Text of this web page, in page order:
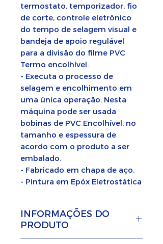
termostato, temporizador, fio
de corte, controle eletrônico
do tempo de selagem visual e
bandeja de apoio regulável
para a divisão do filme PVC
Termo encolhível.
- Executa o processo de
selagem e encolhimento em
uma única operação. Nesta
máquina pode ser usada
bobinas de PVC Encolhível, no
tamanho e espessura de
acordo com o produto a ser
embalado.
- Fabricado em chapa de aço.
- Pintura em Epóx Eletrostática
INFORMAÇÕES DO
PRODUTO